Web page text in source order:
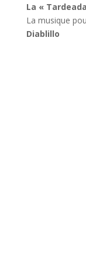
La «
La musique
Diablillo